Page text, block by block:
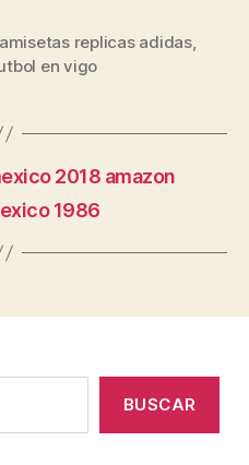
replicas adidas,
en vigo
2018 amazon
1986
BUSCAR